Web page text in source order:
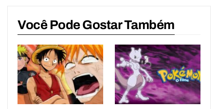
Você Pode Gostar Também